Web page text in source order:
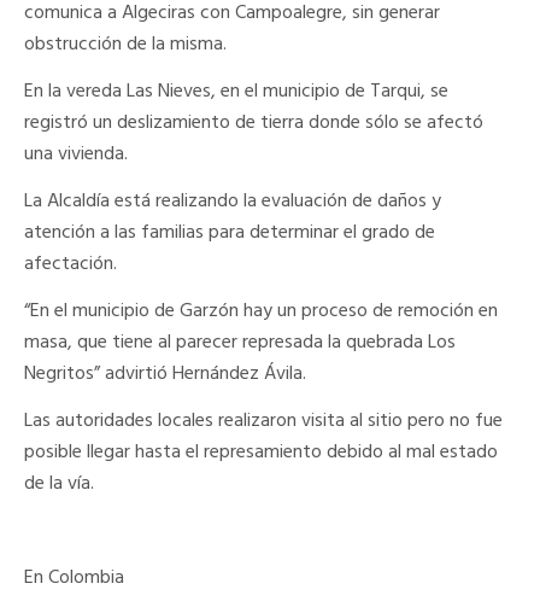
comunica a Algeciras con Campoalegre, sin generar
obstrucción de la misma.
En la vereda Las Nieves, en el municipio de Tarqui, se
registró un deslizamiento de tierra donde sólo se afectó
una vivienda.
La Alcaldía está realizando la evaluación de daños y
atención a las familias para determinar el grado de
afectación.
“En el municipio de Garzón hay un proceso de remoción en
masa, que tiene al parecer represada la quebrada Los
Negritos” advirtió Hernández Ávila.
Las autoridades locales realizaron visita al sitio pero no fue
posible llegar hasta el represamiento debido al mal estado
de la vía.
En Colombia